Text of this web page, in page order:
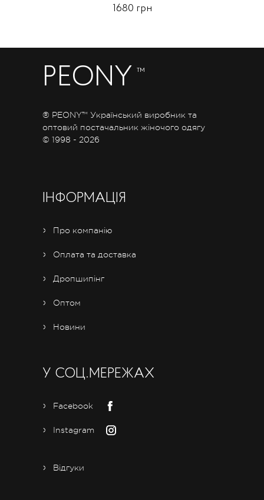
1680 грн
PEONY ™
® PEONY™ Український виробник та
оптовий постачальник жіночого одягу
© 1998 - 2026
ІНФОРМАЦІЯ
Про компанію
Оплата та доставка
Дропшипінг
Оптом
Новини
У СОЦ.МЕРЕЖАХ
Facebook
Instagram
Відгуки